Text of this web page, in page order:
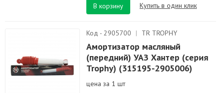
В корзину Купить в один клик
Код - 2905700 | TR TROPHY
Амортизатор масляный
(передний) УАЗ Хантер (серия
Trophy) (315195-2905006)
цена за 1 шт